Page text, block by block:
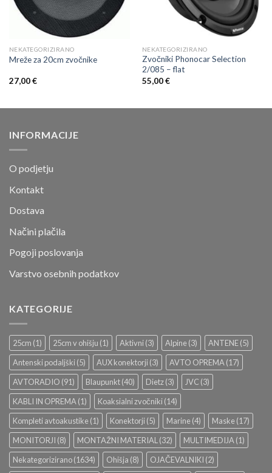
NEKATEGORIZIRANO
Mreže za 20cm zvočnike
27,00€
NEKATEGORIZIRANO
Zvočniki Phonocar Selection
2/085 – flat
55,00€
INFORMACIJE
O podjetju
Kontakt
Dostava
Načini plačila
Pogoji poslovanja
Varstvo osebnih podatkov
KATEGORIJE
25cm (1) 25cm v ohišju (1) Aktivni(3) Alpine(3) ANTENE(5)
Antenski podaljški(5) AUX konektorji(3) AVTO OPREMA (17)
AVTORADIO (91) Blaupunkt(40) Dietz(3) JVC (3)
KABLI IN OPREMA (1) Koaksialni zvočniki(14)
Kompleti avtoakustike(1) Konektorji(5) Marine(4) Maske(17)
MONITORJI (8) MONTAŽNI MATERIAL (32) MULTIMEDIJA (1)
Nekategorizirano(1634) Ohišja (8) OJAČEVALNIKI (2)